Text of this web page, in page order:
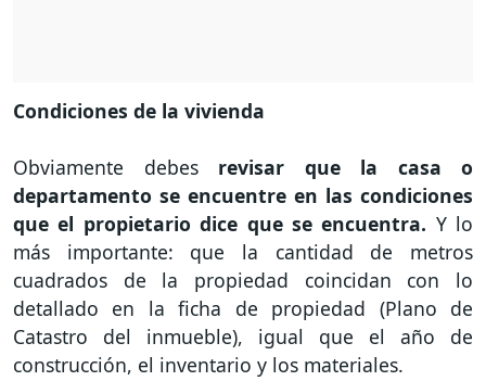
Condiciones de la vivienda
Obviamente debes revisar que la casa o
departamento se encuentre en las condiciones
que el propietario dice que se encuentra. Y lo
más importante: que la cantidad de metros
cuadrados de la propiedad coincidan con lo
detallado en la ficha de propiedad (Plano de
Catastro del inmueble), igual que el año de
construcción, el inventario y los materiales.